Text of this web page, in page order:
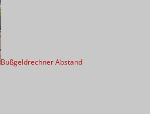
Bußgeldrechner Abstand